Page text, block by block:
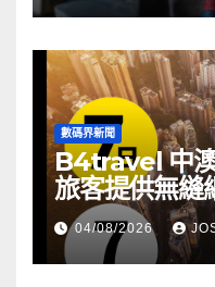
數碼界新聞
B4travel 中
旅客提供無縫
04/08/2026